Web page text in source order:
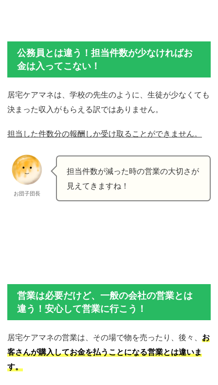
公務員とは違う！担当件数が少なければお
金は入ってこない！
居宅ケアマネは、学校の先生のように、生徒が少なくても
決まった収入がもらえる訳ではありません。
担当した件数分の報酬しか受け取ることができません。
お団子団長
担当件数が減った時の営業の大切さが
見えてきますね！
営業は必要だけど、一般の会社の営業とは
違う！安心して営業に行こう！
居宅ケアマネの営業は、その場で物を売ったり、後々、 お
客さんが購入してお金を払うことになる営業とは違いま
す。